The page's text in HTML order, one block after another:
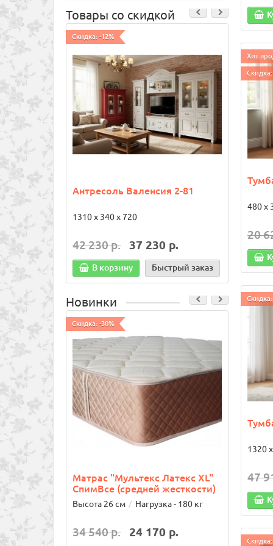
Товары со скидкой
Скидка: -12%
Антресоль Валенсия 2-81
1310 х 340 х 720
42 230 р. 37 230 р.
В корзину Быстрый заказ
Скидка:
№1
19
В
Новинки
Скидка: -30%
Матрас "Мультекс Латекс XL"
СпимВсе (средней жесткости)
Высота 26 см Нагрузка - 180 кг
34 540 р. 24 170 р. 24
Хит
Скидка:
480 х
20
Скидка:
1320
47
Скидка: